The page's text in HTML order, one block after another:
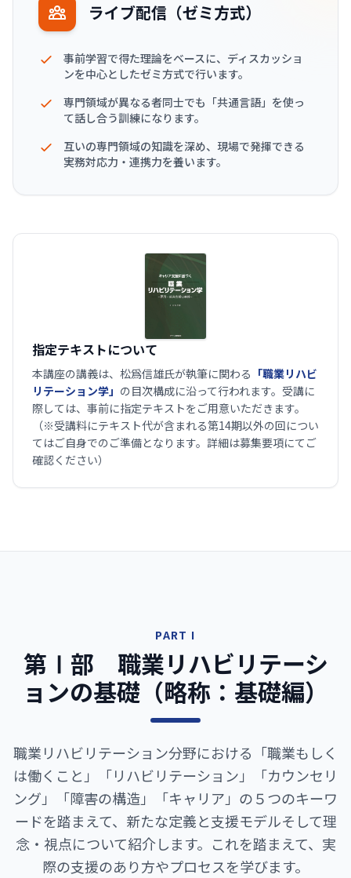
ライブ配信（ゼミ方式）
事前学習で得た理論をベースに、ディスカッショ
ンを中心としたゼミ方式で行います。
専門領域が異なる者同士でも「共通言語」を使っ
て話し合う訓練になります。
互いの専門領域の知識を深め、現場で発揮できる
実務対応力・連携力を養います。
指定テキストについて
本講座の講義は、松爲信雄氏が執筆に関わる 「職業リハビ
リテーション学」 の目次構成に沿って行われます。受講に
際しては、事前に指定テキストをご用意いただきます。
（※受講料にテキスト代が含まれる第14期以外の回につい
てはご自身でのご準備となります。詳細は募集要項にてご
確認ください）
PART I
第Ⅰ部 職業リハビリテーシ
ョンの基礎（略称：基礎編）
職業リハビリテーション分野における「職業もしく
は働くこと」「リハビリテーション」「カウンセリ
ング」「障害の構造」「キャリア」の５つのキーワ
ードを踏まえて、新たな定義と支援モデルそして理
念・視点について紹介します。これを踏まえて、実
際の支援のあり方やプロセスを学びます。